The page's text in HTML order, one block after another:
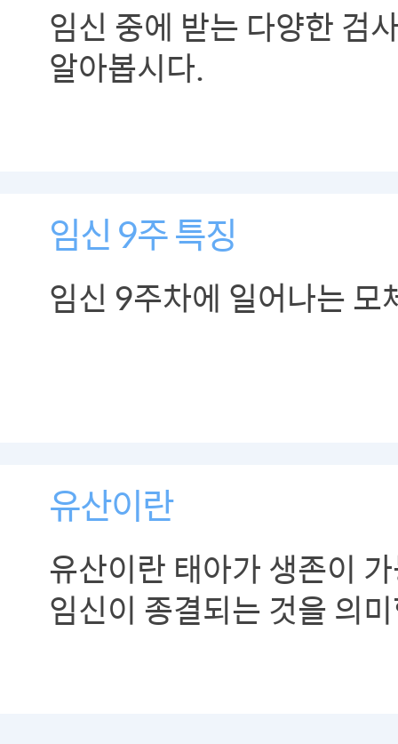
임신 중에 받는 다양한 검
알아봅시다.
임신 9주 특징
임신 9주차에 일어나는 모
유산이란
유산이란 태아가 생존이
임신이 종결되는 것을 의